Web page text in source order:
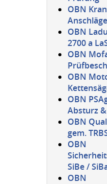
OBN
OBN
2700 a
OBN
OBN
OBN
Absturz
OBN
gem.
OBN
SiBe /
OBN